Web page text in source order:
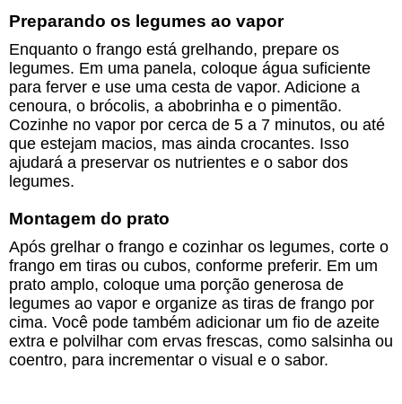
Preparando os legumes ao vapor
Enquanto o frango está grelhando, prepare os
legumes. Em uma panela, coloque água suficiente
para ferver e use uma cesta de vapor. Adicione a
cenoura, o brócolis, a abobrinha e o pimentão.
Cozinhe no vapor por cerca de 5 a 7 minutos, ou até
que estejam macios, mas ainda crocantes. Isso
ajudará a preservar os nutrientes e o sabor dos
legumes.
Montagem do prato
Após grelhar o frango e cozinhar os legumes, corte o
frango em tiras ou cubos, conforme preferir. Em um
prato amplo, coloque uma porção generosa de
legumes ao vapor e organize as tiras de frango por
cima. Você pode também adicionar um fio de azeite
extra e polvilhar com ervas frescas, como salsinha ou
coentro, para incrementar o visual e o sabor.